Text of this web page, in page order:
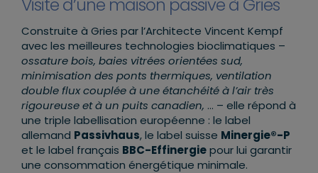
Construite à Gries par l’Architecte Vincent Kempf
avec les meilleures technologies bioclimatiques –
ossature bois, baies vitrées orientées sud,
minimisation des ponts thermiques, ventilation
double flux couplée à une étanchéité à l’air très
rigoureuse et à un puits canadien, … – elle répond à
une triple labellisation européenne : le label
allemand Passivhaus, le label suisse Minergie®-P
et le label français BBC-Effinergiepour lui garantir
une consommation énergétique minimale.